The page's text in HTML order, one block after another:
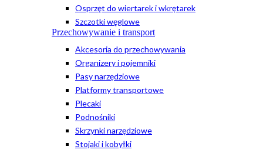
Osprzęt do wiertarek i wkrętarek
Szczotki węglowe
Przechowywanie i transport
Akcesoria do przechowywania
Organizery i pojemniki
Pasy narzędziowe
Platformy transportowe
Plecaki
Podnośniki
Skrzynki narzędziowe
Stojaki i kobyłki